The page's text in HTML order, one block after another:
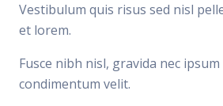
Vestibulum quis risus sed nisl
et lorem.
Fusce nibh nisl, gravida nec
condimentum velit.